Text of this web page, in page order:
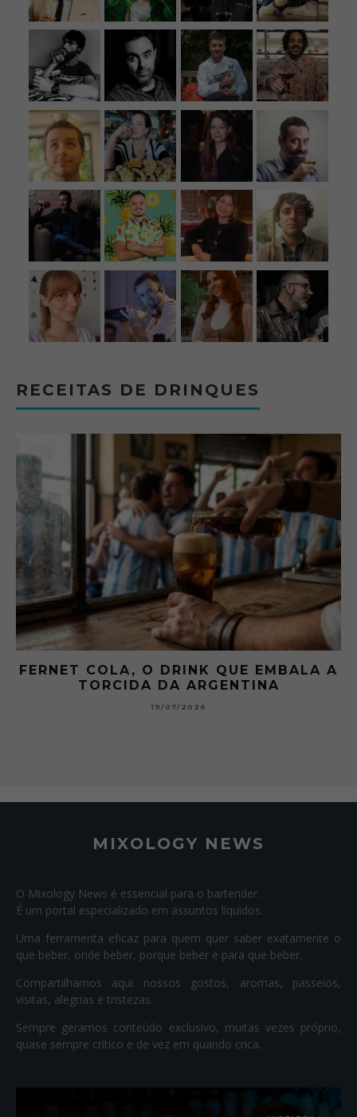
RECEITAS DE DRINQUES
FERNET COLA, O DRINK QUE EMBALA A
TORCIDA DA ARGENTINA
19/07/2026
MIXOLOGY NEWS
O Mixology News é essencial para o bartender.
É um portal especializado em assuntos líquidos.
Uma ferramenta eficaz para quem quer saber exatamente o
que beber, onde beber, porque beber e para que beber.
Compartilhamos aqui nossos gostos, aromas, passeios,
visitas, alegrias e tristezas.
Sempre geramos conteúdo exclusivo, muitas vezes próprio,
quase sempre crítico e de vez em quando crica.